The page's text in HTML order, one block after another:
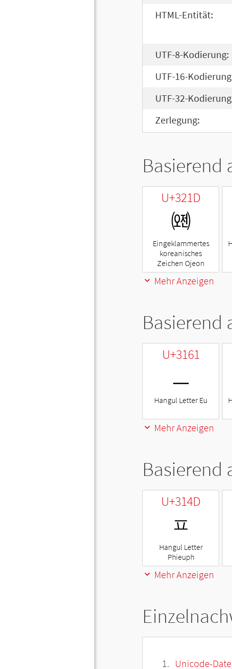
HTML-Entität:
UTF-8-Kodierung:
UTF-16-
UTF-32-
Zerlegung:
Basierend
U+321D
㈝
Eingeklammertes
koreanisches
Zeichen Ojeon
Mehr Anzeigen
Basierend
U+3161
ㅡ
Hangul Letter Eu
Mehr Anzeigen
Basierend
U+314D
ㅍ
Hangul Letter
Phieuph
Mehr Anzeigen
Unicode-